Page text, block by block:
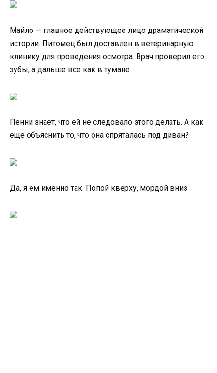
Майло — главное действующее лицо драматической
истории. Питомец был доставлен в ветеринарную
клинику для проведения осмотра. Врач проверил его
зубы, а дальше все как в тумане
Пенни знает, что ей не следовало этого делать. А как
еще объяснить то, что она спряталась под диван?
Да, я ем именно так. Попой кверху, мордой вниз